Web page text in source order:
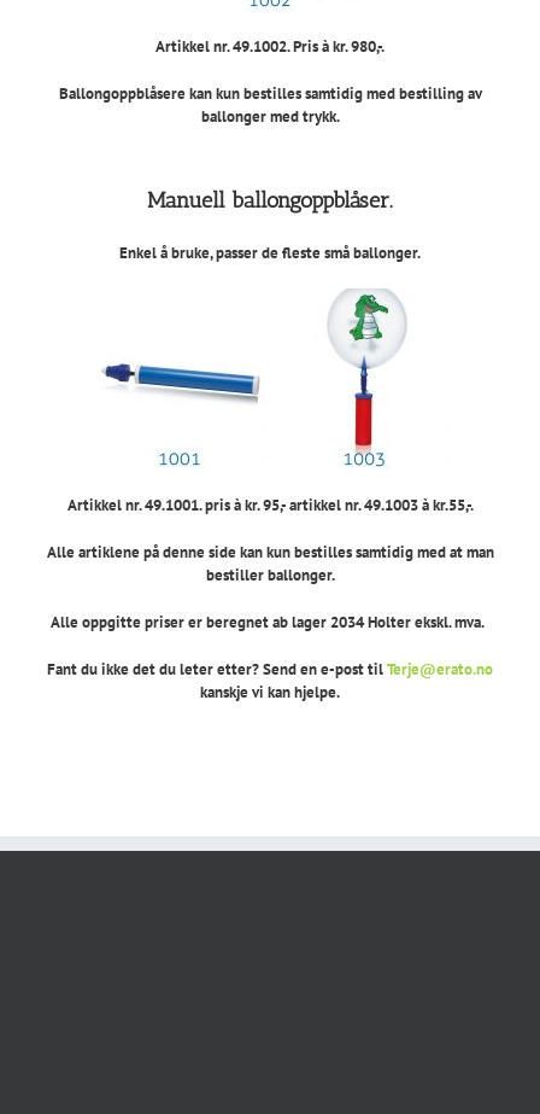
Artikkel nr. 49.1002. Pris à kr. 980,-.
Ballongoppblåsere kan kun bestilles samtidig med bestilling av
ballonger med trykk.
Manuell ballongoppblåser.
Enkel å bruke, passer de fleste små ballonger.
Artikkel nr. 49.1001. pris à kr. 95,- artikkel nr. 49.1003 à kr.55,-.
Alle artiklene på denne side kan kun bestilles samtidig med at man
bestiller ballonger.
Alle oppgitte priser er beregnet ab lager 2034 Holter ekskl. mva.
Fant du ikke det du leter etter? Send en e-post tilTerje@erato.no
kanskje vi kan hjelpe.